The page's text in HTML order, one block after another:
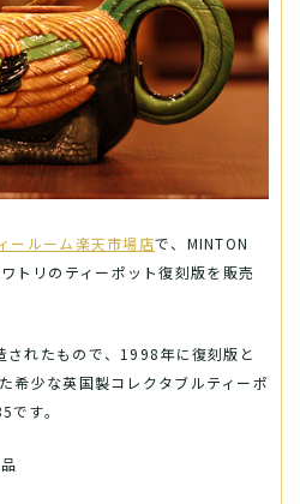
ールーム楽天市場店で、MINTON
トリのティーポット復刻版を販売
れたもので、1998年に復刻版と
希少な英国製コレクタブルティーポ
です。